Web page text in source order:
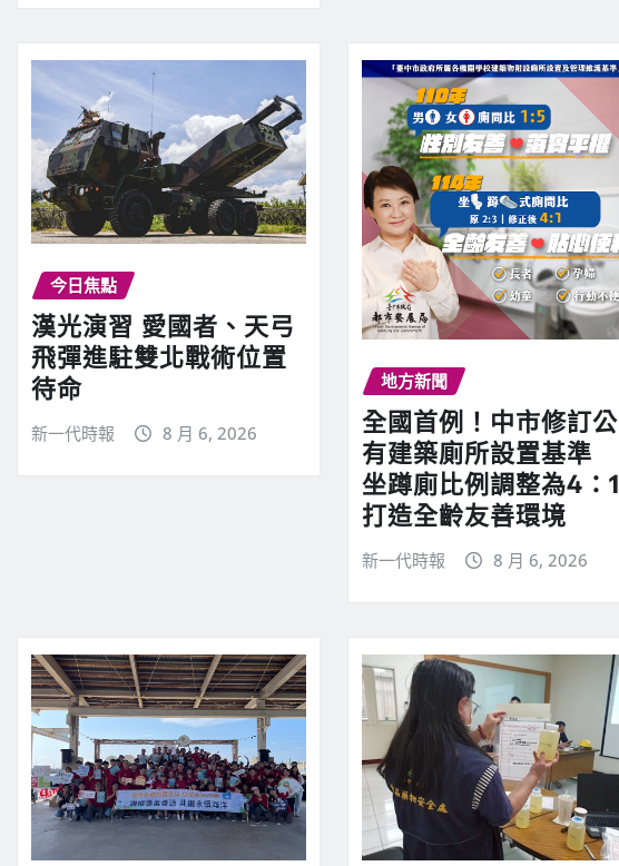
今日焦點
漢光演習 愛國者、天弓
飛彈進駐雙北戰術位置
待命
新一代時報 8 月 6, 2026
地方新聞
全國首例！中市修訂公
有建築廁所設置基準
坐蹲廁比例調整為4：1
打造全齡友善環境
新一代時報 8 月 6, 2026